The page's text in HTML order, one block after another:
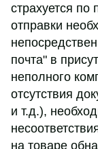
страхуется по
отправки
почта" в
неполного
отсутствия
и т.д.),
на товаре